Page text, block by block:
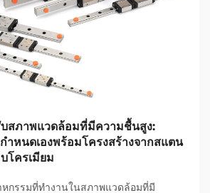
สภาพแวดล้อมที่มีความชื้นสูง:
ำหนดเองพร้อมโครงสร้างจากสแตน
โครเมียม
กรรมที่ทำงานในสภาพแวดล้อมที่มี